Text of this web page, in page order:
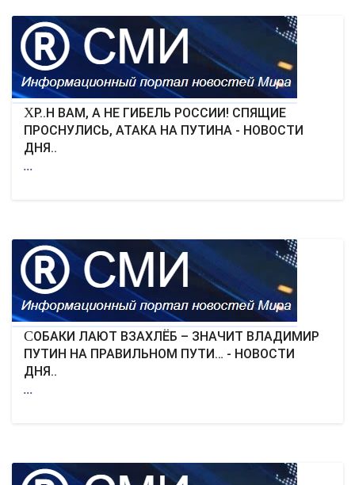
ХР..Н ВАМ, А НЕ ГИБЕЛЬ РОССИИ! СПЯЩИЕ
ПРОСНУЛИСЬ, АТАКА НА ПУТИНА - НОВОСТИ
ДНЯ..
...
СОБАКИ ЛАЮТ ВЗАХЛЁБ – ЗНАЧИТ ВЛАДИМИР
ПУТИН НА ПРАВИЛЬНОМ ПУТИ… - НОВОСТИ
ДНЯ..
...